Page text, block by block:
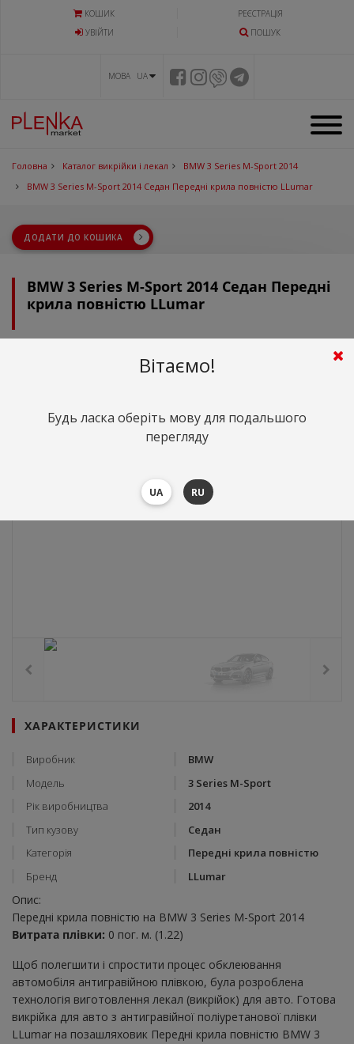
КОШИК
РЕЄСТРАЦІЯ
УВIЙТИ
ПОШУК
МОВА UA
Головна Каталог викрійки і лекал
BMW 3 Series M-Sport 2014
BMW 3 Series M-Sport 2014 Седан Передні крила повністю LLumar
ДОДАТИ ДО КОШИКА
BMW 3 Series M-Sport 2014 Седан Передні
крила повністю LLumar
грн.($0)
ХАРАКТЕРИСТИКИ
Виробник
BMW
Модель
3 Series M-Sport
Рік виробництва
2014
Тип кузову
Седан
Категорія
Передні крила повністю
Бренд
LLumar
Опис:
Передні крила повністю на BMW 3 Series M-Sport 2014
Витрата плівки: 0 пог. м. (1.22)
Щоб полегшити і спростити процес обклеювання
автомобіля антигравійною плівкою, була розроблена
технологія виготовлення лекал (викрійок) для авто. Готова
викрійка для авто з антигравійної поліуретанової плівки
LLumar на позашляховик Передні крила повністю BMW 3
Вітаємо!
Будь ласка оберіть мову для подальшого
перегляду
UA RU